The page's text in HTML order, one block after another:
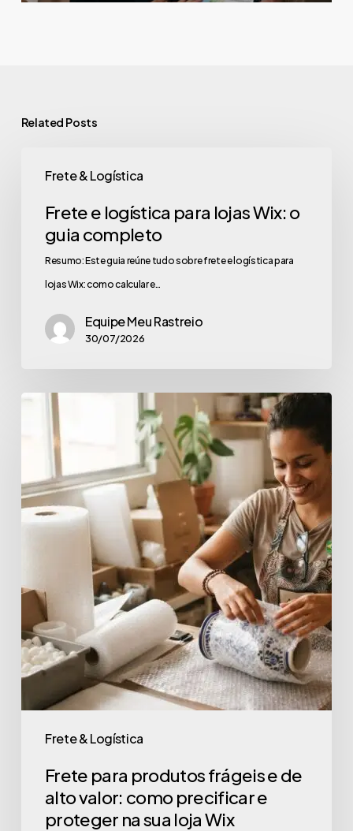
Related Posts
Frete & Logística
Frete e logística para lojas Wix: o
guia completo
Resumo: Este guia reúne tudo sobre frete e logística para
lojas Wix: como calcular e…
Equipe Meu Rastreio
30/07/2026
Frete & Logística
Frete para produtos frágeis e de
alto valor: como precificar e
proteger na sua loja Wix